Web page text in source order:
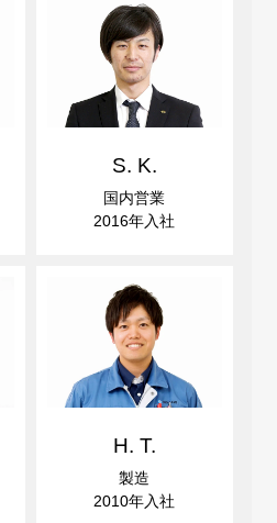
S. K.
国内営業
2016年入社
H. T.
製造
2010年入社